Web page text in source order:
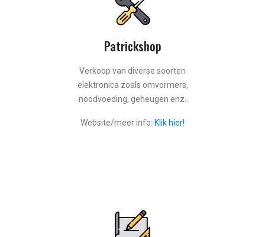
Patrickshop
Verkoop van diverse soorten
elektronica zoals omvormers,
noodvoeding, geheugen enz.
Website/meer info: Klik hier!